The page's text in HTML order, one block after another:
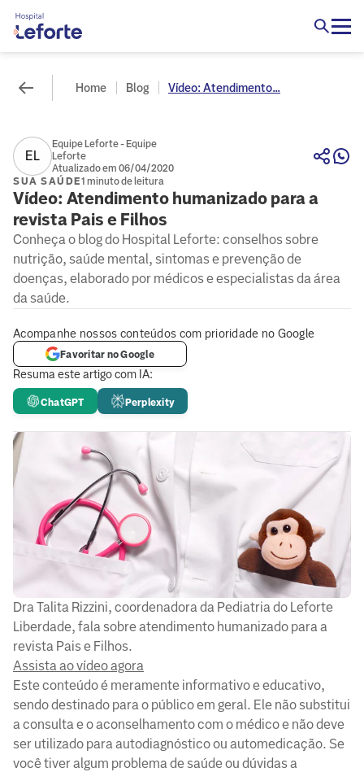
Home Blog Vídeo: Atendimento...
EL
Equipe Leforte - Equipe
Leforte
Atualizado em 06/04/2020
SUA SAÚDE1 minuto de leitura
Vídeo: Atendimento humanizado para a
revista Pais e Filhos
Conheça o blog do Hospital Leforte: conselhos sobre
nutrição, saúde mental, sintomas e prevenção de
doenças, elaborado por médicos e especialistas da área
da saúde.
Resuma este artigo com IA:
ChatGPT Perplexity
Acompanhe nossos conteúdos com prioridade no Google
Favoritar no Google
Dra Talita Rizzini, coordenadora da Pediatria do Leforte
Liberdade, fala sobre atendimento humanizado para a
revista Pais e Filhos.
Assista ao vídeo agora
Este conteúdo é meramente informativo e educativo,
sendo destinado para o público em geral. Ele não substitui
a consulta e o aconselhamento com o médico e não deve
ser utilizado para autodiagnóstico ou automedicação. Se
você tiver algum problema de saúde ou dúvidas a